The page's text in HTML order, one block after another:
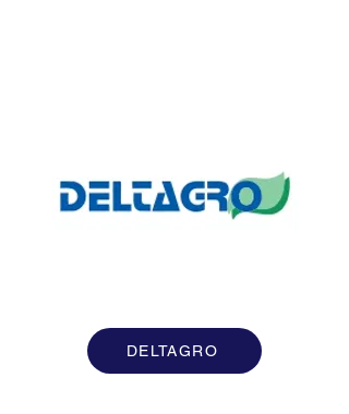
DELTAGRO